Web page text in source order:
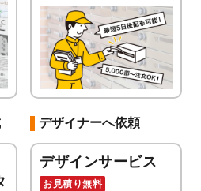
デザイナーへ依頼
デザインサービス
お見積り無料